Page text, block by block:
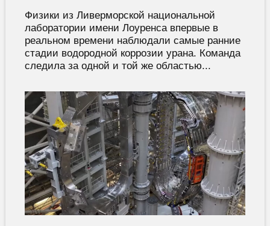
Физики из Ливерморской национальной
лаборатории имени Лоуренса впервые в
реальном времени наблюдали самые ранние
стадии водородной коррозии урана. Команда
следила за одной и той же областью...